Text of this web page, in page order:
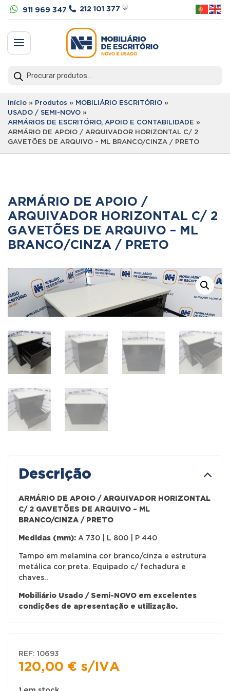
 911 969 347  212 101 377 ⁽ᵃ⁾
a
search
Início » Produtos » MOBILIÁRIO ESCRITÓRIO »
USADO / SEMI-NOVO »
ARMÁRIOS DE ESCRITÓRIO, APOIO E CONTABILIDADE »
ARMÁRIO DE APOIO / ARQUIVADOR HORIZONTAL C/ 2
GAVETÕES DE ARQUIVO – ML BRANCO/CINZA / PRETO
ARMÁRIO DE APOIO /
ARQUIVADOR HORIZONTAL C/ 2
GAVETÕES DE ARQUIVO – ML
BRANCO/CINZA / PRETO
Descrição
ARMÁRIO DE APOIO / ARQUIVADOR HORIZONTAL
C/ 2 GAVETÕES DE ARQUIVO – ML
BRANCO/CINZA / PRETO
Medidas (mm): A 730 | L 800 | P 440
Tampo em melamina cor branco/cinza e estrutura
metálica cor preta. Equipado c/ fechadura e
chaves..
Mobiliário Usado / Semi-NOVO em excelentes
condições de apresentação e utilização.
REF: 10693
120,00 € s/IVA